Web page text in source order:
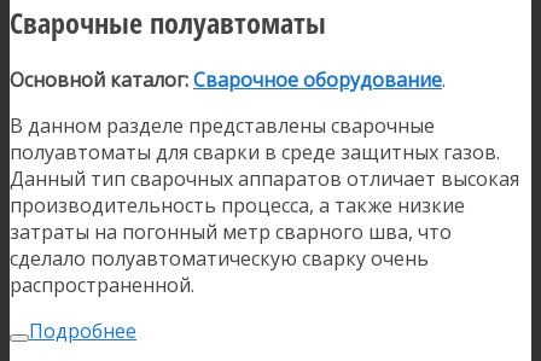
Сварочные полуавтоматы
Основной каталог:Сварочное оборудование.
В данном разделе представлены сварочные
полуавтоматы для сварки в среде защитных газов.
Данный тип сварочных аппаратов отличает высокая
производительность процесса, а также низкие
затраты на погонный метр сварного шва, что
сделало полуавтоматическую сварку очень
распространенной.
Подробнее